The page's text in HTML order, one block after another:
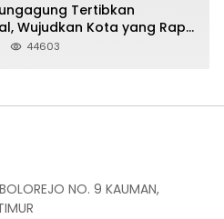
Tertibkan
Wujudkan Kota yang Rapi
44603
NO. 9 KAUMAN,